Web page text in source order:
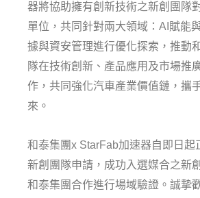
器將協助擁有創新技術之新創團隊
單位，共同針對兩大領域：AI賦能
據與資安管理進行優化探索，推動
隊在技術創新、產品應用及市場推
作，共同強化汽車產業價值鏈，攜
來。
和泰集團x StarFab加速器自即日起
新創團隊申請，成功入選媒合之新
和泰集團合作進行場域驗證。誠摯